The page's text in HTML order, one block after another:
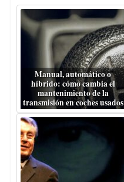
Manual, automático o
híbrido: cómo cambia el
mantenimiento de la
transmisión en coches usados